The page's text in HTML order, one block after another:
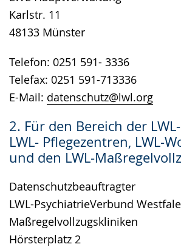
Karlstr. 11
48133 Münster
Telefon: 0251 591- 3336
Telefax: 0251 591-713336
E-Mail: datenschutz@lwl.org
2. Für den Bereich der
LWL- Pflegezentren, LWL-
und den LWL-
Datenschutzbeauftragter
LWL-PsychiatrieVerbund
Maßregelvollzugskliniken
Hörsterplatz 2